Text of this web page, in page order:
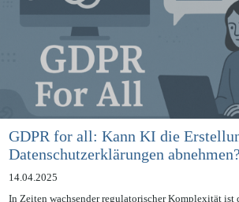
GDPR for all: Kann KI die
Datenschutzerklärungen abnehmen?
14.04.2025